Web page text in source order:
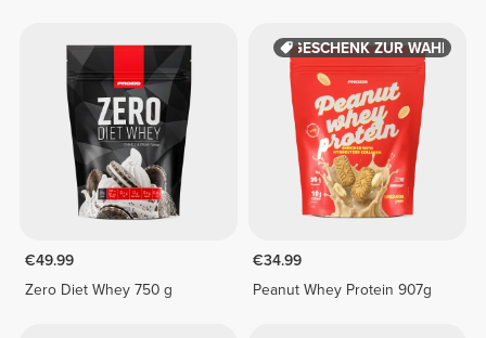
€49.99
Zero Diet Whey 750 g
GESCHENK ZUR WAHL
€34.99
Peanut Whey Protein 907g